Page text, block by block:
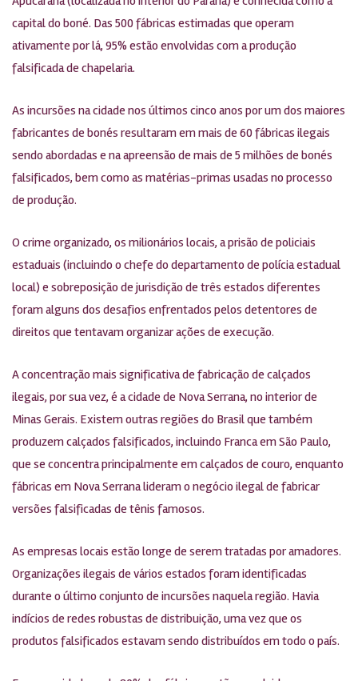
capital do boné. Das 500 fábricas estimadas que operam
ativamente por lá, 95% estão envolvidas com a produção
falsificada de chapelaria.
As incursões na cidade nos últimos cinco anos por um dos maiores
fabricantes de bonés resultaram em mais de 60 fábricas ilegais
sendo abordadas e na apreensão de mais de 5 milhões de bonés
falsificados, bem como as matérias-primas usadas no processo
de produção.
O crime organizado, os milionários locais, a prisão de policiais
estaduais (incluindo o chefe do departamento de polícia estadual
local) e sobreposição de jurisdição de três estados diferentes
foram alguns dos desafios enfrentados pelos detentores de
direitos que tentavam organizar ações de execução.
A concentração mais significativa de fabricação de calçados
ilegais, por sua vez, é a cidade de Nova Serrana, no interior de
Minas Gerais. Existem outras regiões do Brasil que também
produzem calçados falsificados, incluindo Franca em São Paulo,
que se concentra principalmente em calçados de couro, enquanto
fábricas em Nova Serrana lideram o negócio ilegal de fabricar
versões falsificadas de tênis famosos.
As empresas locais estão longe de serem tratadas por amadores.
Organizações ilegais de vários estados foram identificadas
durante o último conjunto de incursões naquela região. Havia
indícios de redes robustas de distribuição, uma vez que os
produtos falsificados estavam sendo distribuídos em todo o país.